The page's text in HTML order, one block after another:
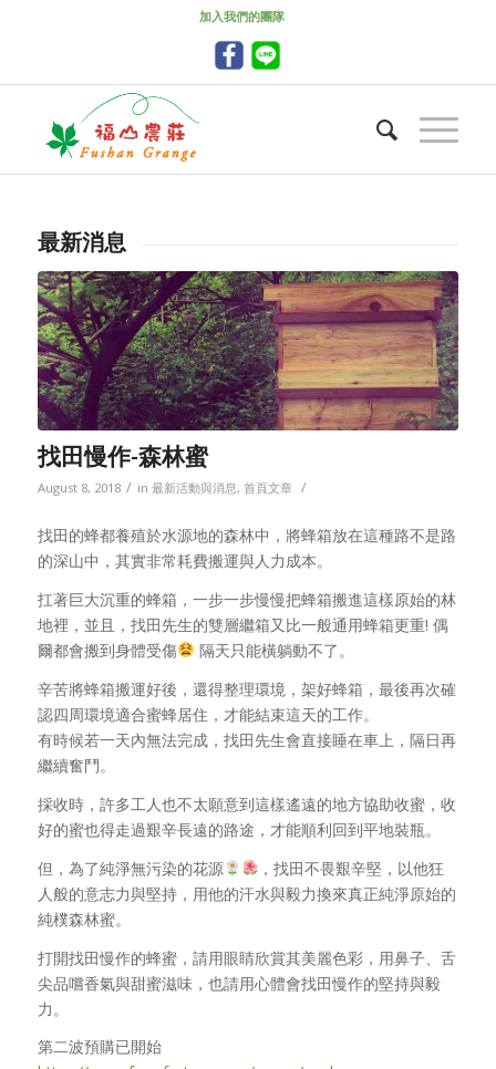
加入我們的團隊
最新消息
找田慢作-森林蜜
August 8, 2018 / in 最新活動與消息, 首頁文章 /
找田的蜂都養殖於水源地的森林中，將蜂箱放在這種路不是路
的深山中，其實非常耗費搬運與人力成本。
扛著巨大沉重的蜂箱，一步一步慢慢把蜂箱搬進這樣原始的林
地裡，並且，找田先生的雙層繼箱又比一般通用蜂箱更重! 偶
爾都會搬到身體受傷
隔天只能橫躺動不了。
辛苦將蜂箱搬運好後，還得整理環境，架好蜂箱，最後再次確
認四周環境適合蜜蜂居住，才能結束這天的工作。
有時候若一天內無法完成，找田先生會直接睡在車上，隔日再
繼續奮鬥。
採收時，許多工人也不太願意到這樣遙遠的地方協助收蜜，收
好的蜜也得走過艱辛長遠的路途，才能順利回到平地裝瓶。
但，為了純淨無污染的花源
，找田不畏艱辛堅，以他狂
人般的意志力與堅持，用他的汗水與毅力換來真正純淨原始的
純樸森林蜜。
打開找田慢作的蜂蜜，請用眼睛欣賞其美麗色彩，用鼻子、舌
尖品嚐香氣與甜蜜滋味，也請用心體會找田慢作的堅持與毅
力。
第二波預購已開始